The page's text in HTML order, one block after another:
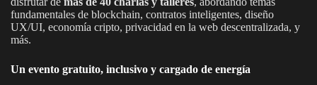
fundamentales de blockchain, contratos inteligentes, diseño
UX/UI, economía cripto, privacidad en la web descentralizada, y
más.
Un evento gratuito, inclusivo y cargado de energía